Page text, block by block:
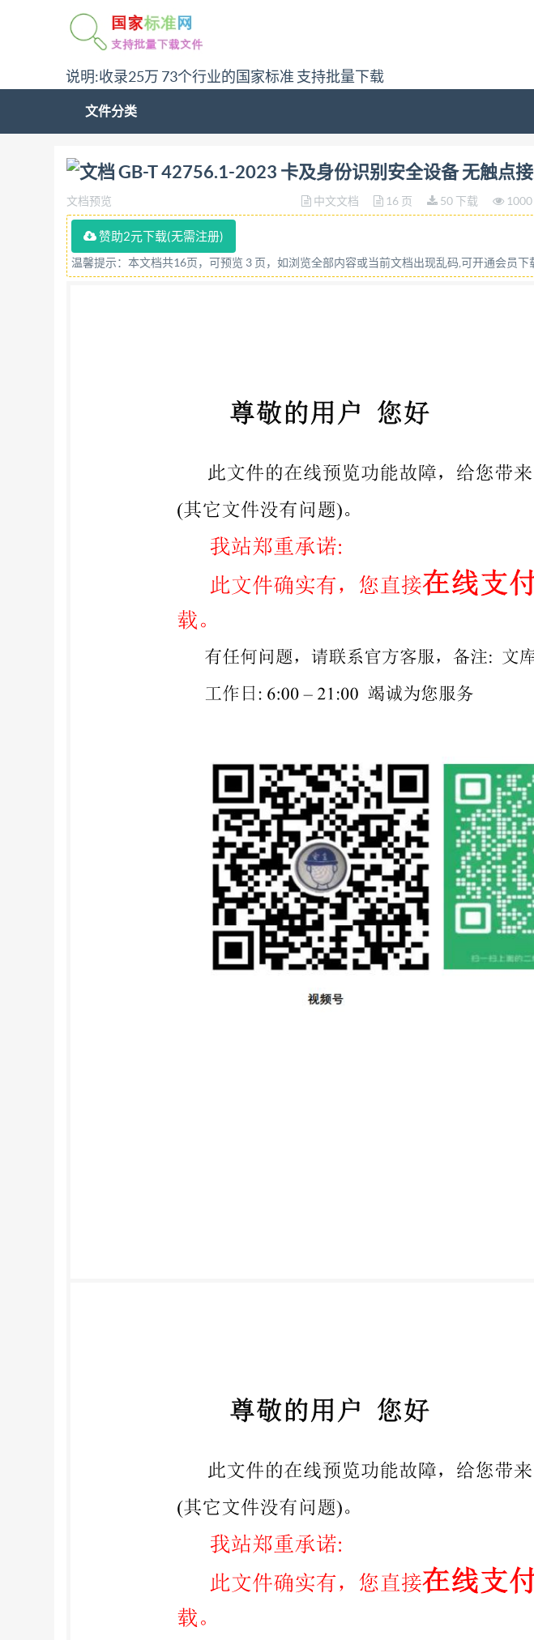
说明:收录25万 73个行业的国家标准 支持批量下载
文件分类
问:哪里下载GB-T 42756.1-2023 卡及身份识别安全设备 无触点接近式对
GB-T 42756.1-2023 卡及身份识别安全设备 无触点
文档预览 中文文档 16 页 50 下载
赞助2元下载(无需注册)
温馨提示：本文档共16页，可预览 3 页，如浏览全部内容或当前文档出现乱码,可开通会员下